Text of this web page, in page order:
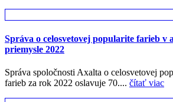
Správa o celosvetovej popularite farieb v
priemysle 2022
Správa spoločnosti Axalta o celosvetovej
farieb za rok 2022 oslavuje 70.... čítať viac